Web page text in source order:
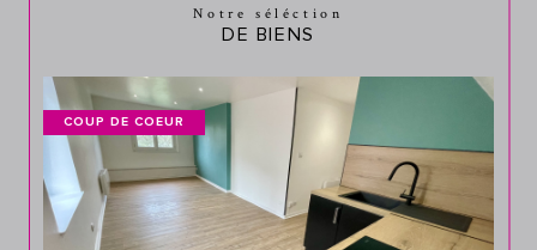
Quand un particulier décide de nous confier son bien immobilier à mettre à
location, notre agence prend en charge la gestion locative de des biens.
Vous cherchez un appartement ou une maison à louer à Auxonne et ses
environs ?
Nous vous proposons plusieurs biens mis en location, répondant aux normes
et conformes à vos besoins.
Nous organisons les visites, faisons faire des diagnostics immobiliers et
d’éventuelles réparations et assurons la signature du contrat entre le
propriétaire et vous.
Notre séléction
DE BIENS
COUP DE COEUR